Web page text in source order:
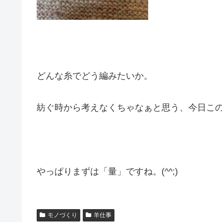
どんな糸でどう編みたいか。
紡ぐ時から考えなくちゃなぁと思う、今日こ
やっぱりまずは「量」ですね。(^^;)
モノづくり 羊仕事